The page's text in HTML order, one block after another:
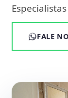
FALE